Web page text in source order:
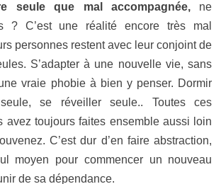
seule que mal accompagnée,ne
? C’est une réalité encore très mal
personnes restent avec leur conjoint de
S’adapter à une nouvelle vie, sans
vraie phobie à bien y penser. Dormir
se réveiller seule.. Toutes ces
avez toujours faites ensemble aussi loin
C’est dur d’en faire abstraction,
moyen pour commencer un nouveau
de sa dépendance.